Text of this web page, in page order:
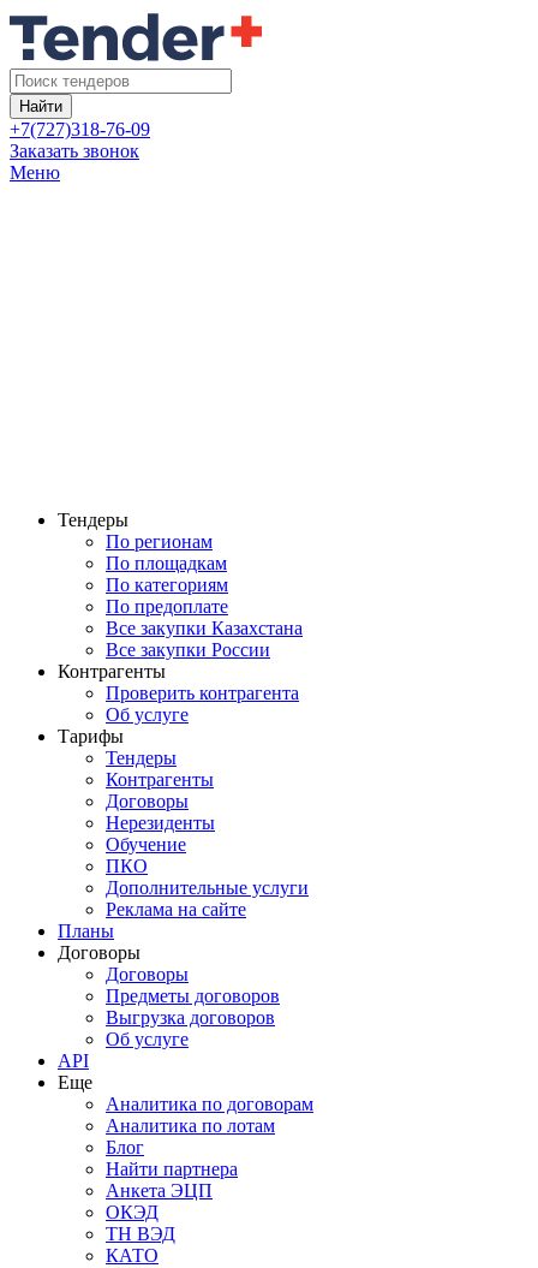
Найти
+7(727)318-76-09
Заказать звонок
Меню
Тендеры
По регионам
По площадкам
По категориям
По предоплате
Все закупки Казахстана
Все закупки России
Контрагенты
Проверить контрагента
Об услуге
Тарифы
Тендеры
Контрагенты
Договоры
Нерезиденты
Обучение
ПКО
Дополнительные услуги
Реклама на сайте
Планы
Договоры
Договоры
Предметы договоров
Выгрузка договоров
Об услуге
API
Еще
Аналитика по договорам
Аналитика по лотам
Блог
Найти партнера
Анкета ЭЦП
ОКЭД
ТН ВЭД
КАТО